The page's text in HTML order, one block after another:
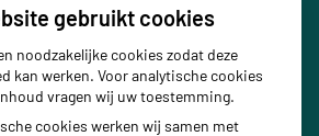
08:00 - 17:30
gebruikt cookies
noodzakelijke cookies zodat deze
kan werken. Voor analytische cookies
vragen wij uw toestemming.
cookies werken wij samen met